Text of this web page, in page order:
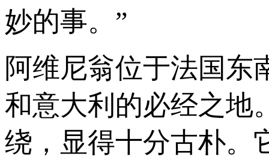
妙的事。”
阿维尼翁位于法国东
和意大利的必经之地
绕，显得十分古朴。